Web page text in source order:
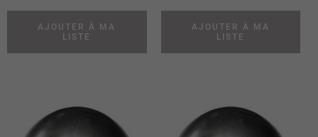
AJOUTER À MA
LISTE
AJOUTER À MA
LISTE